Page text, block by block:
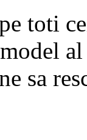
toti
sa